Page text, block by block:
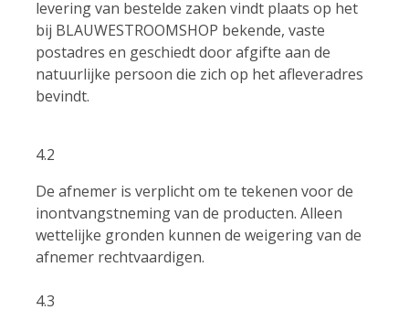
levering van bestelde zaken vindt plaats op het
bij BLAUWESTROOMSHOP bekende, vaste
postadres en geschiedt door afgifte aan de
natuurlijke persoon die zich op het afleveradres
bevindt.
4.2
De afnemer is verplicht om te tekenen voor de
inontvangstneming van de producten. Alleen
wettelijke gronden kunnen de weigering van de
afnemer rechtvaardigen.
4.3